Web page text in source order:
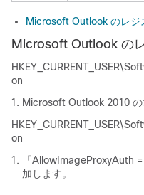
Microsoft Outlook のレジ
Microsoft Outlook の
on
Microsoft Outlook 2010 の
on
「AllowImageProxyAuth
加します。